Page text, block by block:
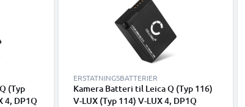
(Typ
4, DP1Q
ERSTATNINGSBATTERIER
Kamera Batteri til Leica Q (Typ 116)
V-LUX (Typ 114) V-LUX 4, DP1Q